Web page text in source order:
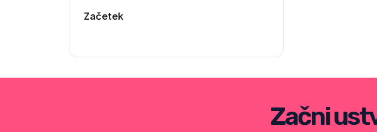
Začetek
Začni